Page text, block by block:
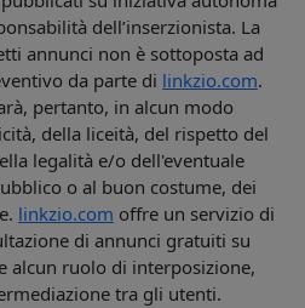
dell’inserzionista. La
annunci non è sottoposta ad
da parte di linkzio.com.
pertanto, in alcun modo
della liceità, del rispetto del
legalità e/o dell'eventuale
o al buon costume, dei
linkzio.com offre un servizio di
di annunci gratuiti su
alcun ruolo di interposizione,
tra gli utenti.